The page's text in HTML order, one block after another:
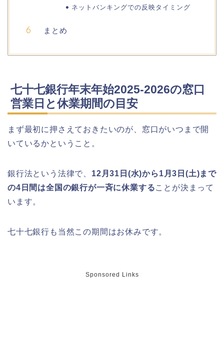
当?美味しくなった噂も調査!
上田城桜祭り2026屋台・出店まとめ!
ライトアップはいつまで?
明治大学卒業式2026のゲストの歴代や
芸能人(有名人)は?保護者(親)も!
名古屋城桜まつり(春まつり)2026の屋
ネットバンキングでの反映タイミング
まとめ
七十七銀行年末年始2025‐2026の窓口
営業日と休業期間の目安
まず最初に押さえておきたいのが、窓口がいつまで開
いているかということ。
銀行法という法律で、 12月31日(水)から1月3日(土)まで
の4日間は全国の銀行が一斉に休業することが決まって
います。
七十七銀行も当然この期間はお休みです。
Sponsored Links